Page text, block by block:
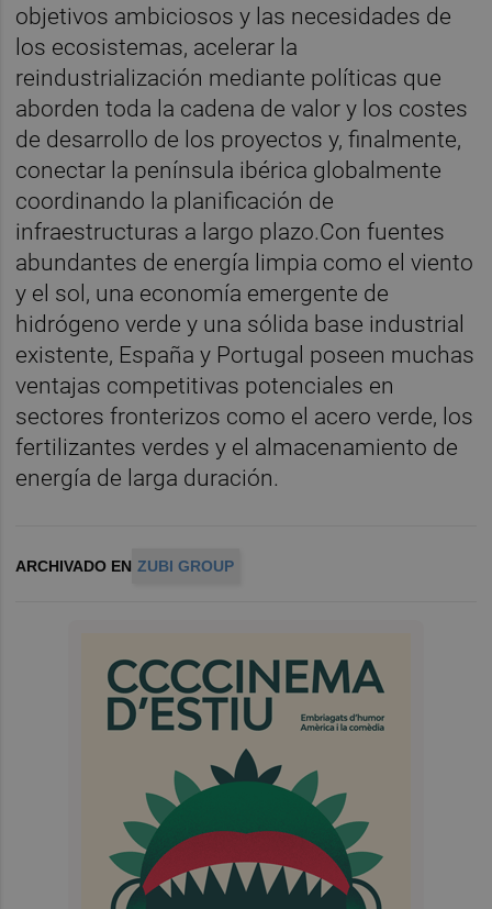
objetivos ambiciosos y las necesidades de
los ecosistemas, acelerar la
reindustrialización mediante políticas que
aborden toda la cadena de valor y los costes
de desarrollo de los proyectos y, finalmente,
conectar la península ibérica globalmente
coordinando la planificación de
infraestructuras a largo plazo.Con fuentes
abundantes de energía limpia como el viento
y el sol, una economía emergente de
hidrógeno verde y una sólida base industrial
existente, España y Portugal poseen muchas
ventajas competitivas potenciales en
sectores fronterizos como el acero verde, los
fertilizantes verdes y el almacenamiento de
energía de larga duración.
ARCHIVADO EN ZUBI GROUP